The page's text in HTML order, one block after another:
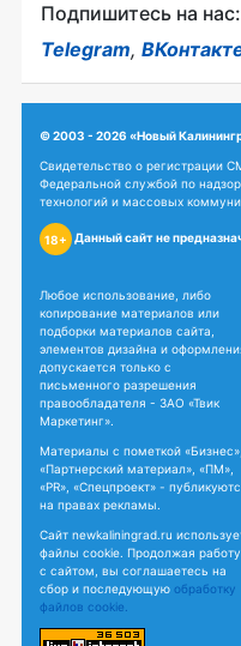
Подпишитесь на нас:
Telegram,
© 2003 - 2026 «Новый
Свидетельство о
Федеральной службой по
технологий и массовых
18+ Данный сайт не
Любое использование, либо
копирование материалов или
подборки материалов сайта,
элементов дизайна и
допускается только с
письменного разрешения
правообладателя - ЗАО «Твик
Маркетинг».
Материалы с пометкой «Бизнес»,
«Партнерский материал», «ПМ»,
«PR», «Спецпроект» -
на правах рекламы.
Сайт newkaliningrad.ru
файлы cookie. Продолжая работу
с сайтом, вы соглашаетесь на
сбор и последующую обработку
файлов cookie.